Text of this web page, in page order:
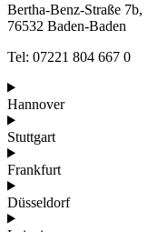
Bertha-Benz-Straße 7b,
76532 Baden-Baden
Tel: 07221 804 667 0
Hannover
Stuttgart
Frankfurt
Düsseldorf